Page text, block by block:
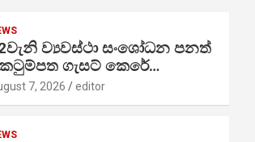
ව්‍යවස්ථා සංශෝධන පනත්
ගැසට් කෙරේ…
7, 2026 editor